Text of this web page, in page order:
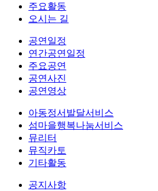
주요활동
오시는 길
공연일정
연간공연일정
주요공연
공연사진
공연영상
아동정서발달서비스
섬마을행복나눔서비스
뮤리터
뮤직카토
기타활동
공지사항